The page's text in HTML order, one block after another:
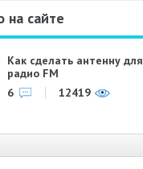
на сайте
Как сделать антенну для
радио FM
6
12419